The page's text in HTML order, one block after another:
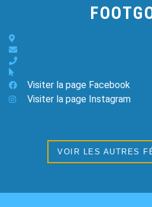
Visiter la page Facebook
Visiter la page Instagram
VOIR LES AUTRES